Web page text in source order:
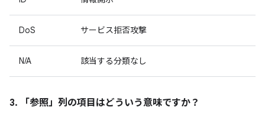
DoS サービス拒否攻撃
N/A 該当する分類なし
3. 「参照」 列の項目はどういう意味ですか？